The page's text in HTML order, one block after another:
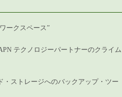
ークスペース”
テクノロジーパートナーのクライム
・ストレージへのバックアップ・ツー